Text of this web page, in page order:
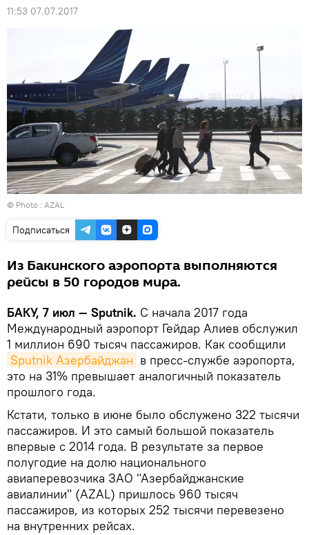
11:53 07.07.2017
© Photo : AZAL
Подписаться
Из Бакинского аэропорта выполняются
рейсы в 50 городов мира.
БАКУ, 7 июл — Sputnik. С начала 2017 года
Международный аэропорт Гейдар Алиев обслужил
1 миллион 690 тысяч пассажиров. Как сообщили
Sputnik Азербайджан в пресс-службе аэропорта,
это на 31% превышает аналогичный показатель
прошлого года.
Кстати, только в июне было обслужено 322 тысячи
пассажиров. И это самый большой показатель
впервые с 2014 года. В результате за первое
полугодие на долю национального
авиаперевозчика ЗАО "Азербайджанские
авиалинии" (AZAL) пришлось 960 тысяч
пассажиров, из которых 252 тысячи перевезено
на внутренних рейсах.